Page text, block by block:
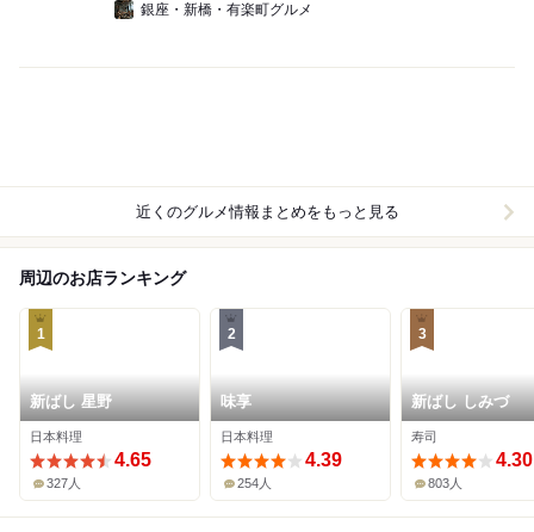
銀座・新橋・有楽町グルメ
近くのグルメ情報まとめをもっと見る
周辺のお店ランキング
1
新ばし 星野
日本料理
4.65
327人
2
味享
日本料理
4.39
254人
3
新ばし しみづ
寿司
4.30
803人